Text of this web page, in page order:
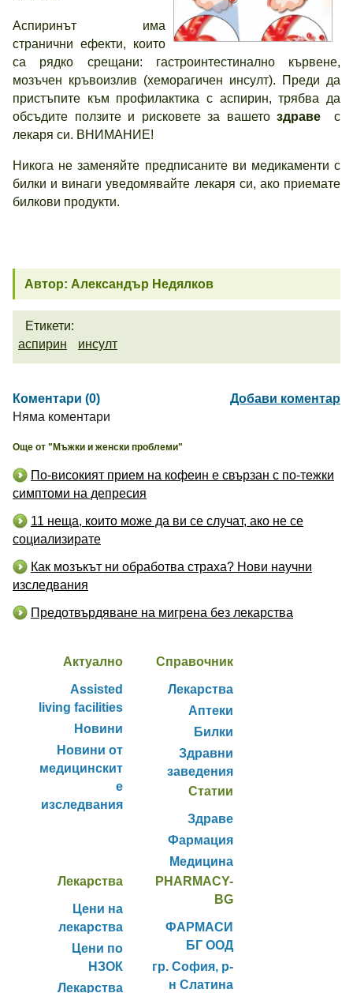
Аспиринът има
странични ефекти, които
са рядко срещани: гастроинтестинално кървене,
мозъчен кръвоизлив (хеморагичен инсулт). Преди да
пристъпите към профилактика с аспирин, трябва да
обсъдите ползите и рисковете за вашето здраве
с
лекаря си. ВНИМАНИЕ!
Никога не заменяйте предписаните ви медикаменти с
билки и винаги уведомявайте лекаря си, ако приемате
билкови продукти.
Автор: Александър Недялков
Етикети:
аспирин
инсулт
Коментари (0)
Добави коментар
Няма коментари
Още от "Мъжки и женски проблеми"
По-високият прием на кофеин е свързан с по-тежки
симптоми на депресия
11 неща, които може да ви се случат, ако не се
социализирате
Как мозъкът ни обработва страха? Нови научни
изследвания
Предотвърдяване на мигрена без лекарства
Актуално
Assisted
living facilities
Новини
Новини от
медицинскит
е
изследвания
Справочник
Лекарства
Аптеки
Билки
Здравни
заведения
Статии
Здраве
Фармация
Медицина
Лекарства
Цени на
лекарства
Цени по
НЗОК
Лекарства
PHARMACY-
BG
ФАРМАСИ
БГ ООД
гр. София, р-
н Слатина